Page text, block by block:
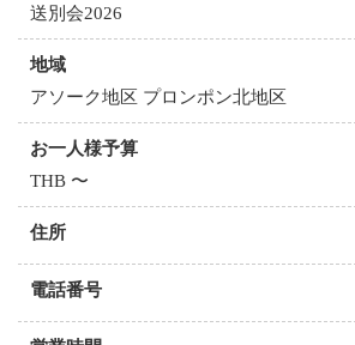
送別会2026
地域
アソーク地区 プロンポン北地区
お一人様予算
THB 〜
住所
電話番号